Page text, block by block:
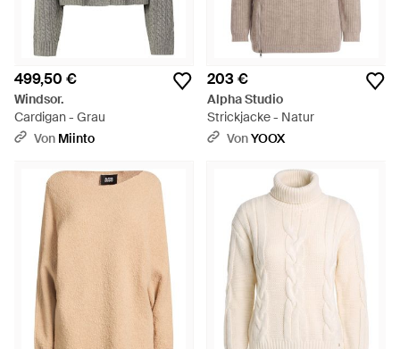
499,50 €
Windsor.
Cardigan - Grau
Von Miinto
203 €
Alpha Studio
Strickjacke - Natur
VonYOOX